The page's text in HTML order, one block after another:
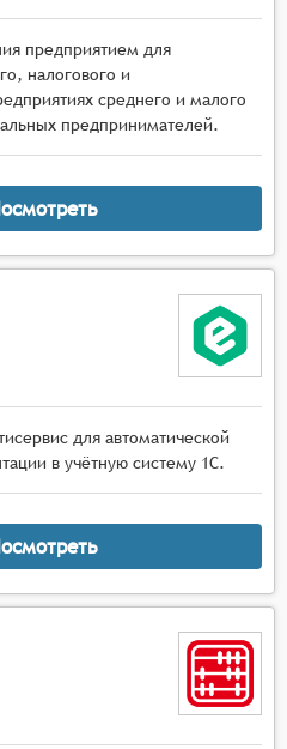
предприятием для
налогового и
среднего и малого
предпринимателей.
для автоматической
в учётную систему 1С.